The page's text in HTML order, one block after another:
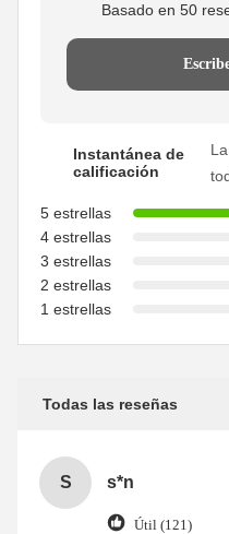
Basado en 50
Instantánea de
calificación
5 estrellas
4 estrellas
3 estrellas
2 estrellas
1 estrellas
Todas las reseñas
S s*n
Útil (121)